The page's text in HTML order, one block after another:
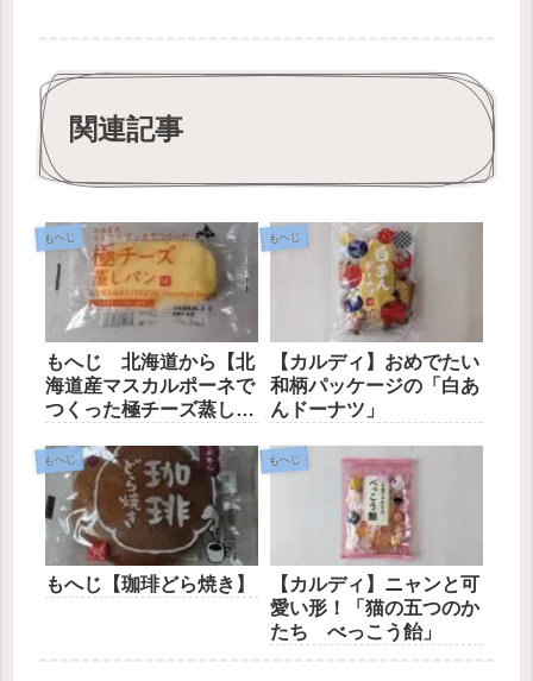
関連記事
もへじ
もへじ 北海道から【北
海道産マスカルポーネで
つくった極チーズ蒸しパ
もへじ
【カルディ】おめでたい
和柄パッケージの「白あ
んドーナツ」
もへじ
もへじ【珈琲どら焼き】
もへじ
【カルディ】ニャンと可
愛い形！「猫の五つのか
たち べっこう飴」